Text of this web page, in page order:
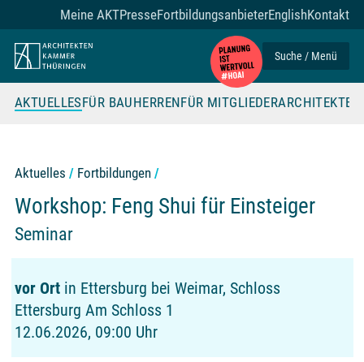
Zum Seiteninhalt
Suche / Menü
AKTUELLESFÜR BAUHERRENFÜR MITGLIEDER
Meine AKTPresseFortbildungsanbieterEnglishKontakt
Aktuelles Fortbildungen
Workshop: Feng Shui für Einsteiger
Seminar
vor Ort in Ettersburg bei Weimar, Schloss
Ettersburg Am Schloss 1
12.06.2026, 09:00 Uhr